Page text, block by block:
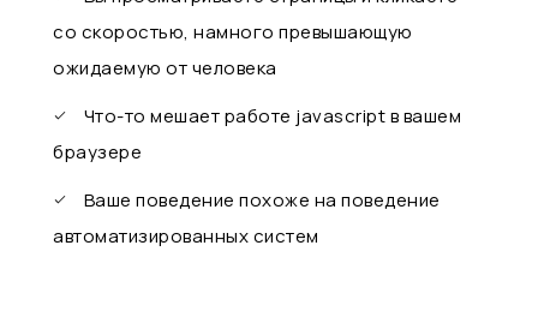
со скоростью, намного превышающую
ожидаемую от человека
Что-то мешает работе javascript в вашем
браузере
Ваше поведение похоже на поведение
автоматизированных систем